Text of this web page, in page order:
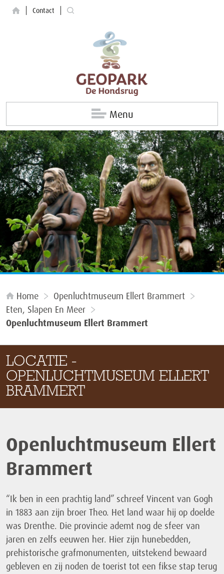
Contact
Menu
Home
Openluchtmuseum Ellert Brammert
Eten, Slapen En Meer
Openluchtmuseum Ellert Brammert
LOCATIE -
OPENLUCHTMUSEUM ELLERT
BRAMMERT
Openluchtmuseum Ellert
Brammert
“Ik ben in een prachtig land” schreef Vincent van Gogh
in 1883 aan zijn broer Theo. Het land waar hij op doelde
was Drenthe. Die provincie ademt nog de sfeer van
jaren en zelfs eeuwen her. Hier zijn hunebedden,
prehistorische grafmonumenten, uitstekend bewaard
gebleven en zij noden de toerist tot een fikse stap terug